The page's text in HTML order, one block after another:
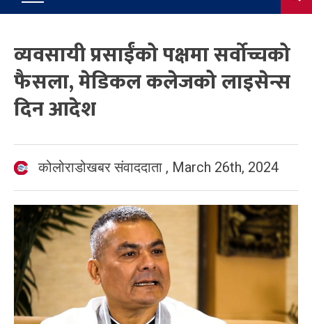
व्यवसायी प्रसाईंको पक्षमा सर्वोच्चको
फैसला, मेडिकल कलेजको लाइसेन्स
दिन आदेश
कोलोराडोखबर संवाददाता , March 26th, 2024